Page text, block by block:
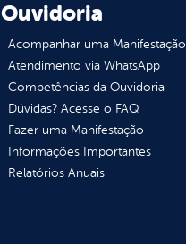
Ouvidoria
Acompanhar uma Manifestação
Atendimento via WhatsApp
Competências da Ouvidoria
Dúvidas? Acesse o FAQ
Fazer uma Manifestação
Informações Importantes
Relatórios Anuais